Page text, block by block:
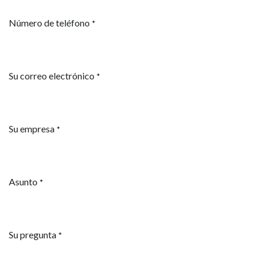
Número de teléfono *
Su correo electrónico *
Su empresa *
Asunto *
Su pregunta *